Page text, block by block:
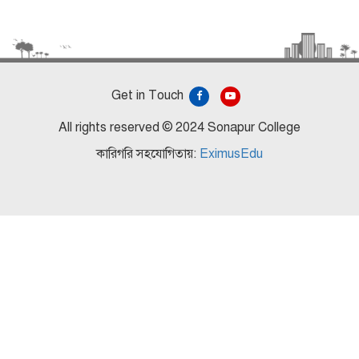
Get in Touch
All rights reserved © 2024 Sonapur College
কারিগরি সহযোগিতায়: EximusEdu